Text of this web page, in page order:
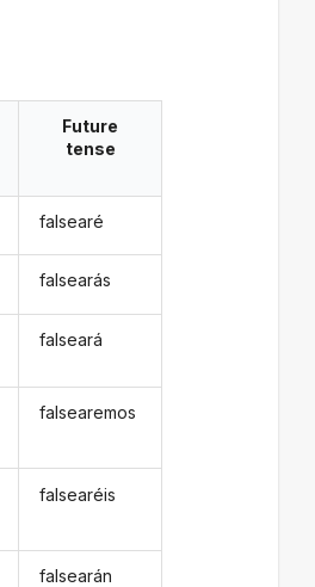
Future
tense
falsearé
falsearás
falseará
falsearemos
falsearéis
falsearán